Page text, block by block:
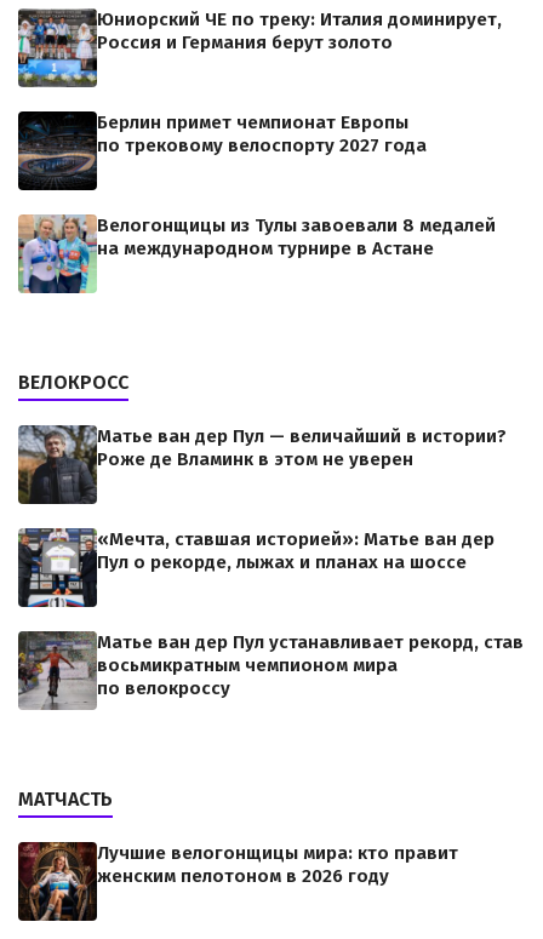
Юниорский ЧЕ по треку: Италия доминирует,
Россия и Германия берут золото
Берлин примет чемпионат Европы
по трековому велоспорту 2027 года
Велогонщицы из Тулы завоевали 8 медалей
на международном турнире в Астане
ВЕЛОКРОСС
Матье ван дер Пул — величайший в истории?
Роже де Вламинк в этом не уверен
«Мечта, ставшая историей»: Матье ван дер
Пул о рекорде, лыжах и планах на шоссе
Матье ван дер Пул устанавливает рекорд, став
восьмикратным чемпионом мира
по велокроссу
МАТЧАСТЬ
Лучшие велогонщицы мира: кто правит
женским пелотоном в 2026 году